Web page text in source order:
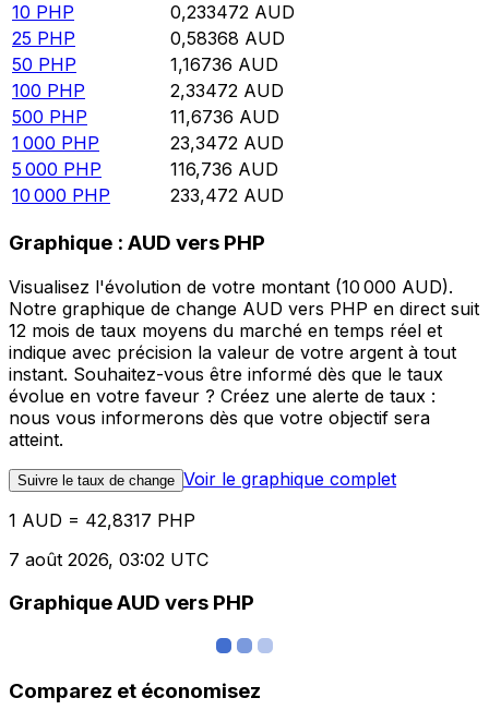
10 PHP 0,233472 AUD
25 PHP 0,58368 AUD
50 PHP 1,16736 AUD
100 PHP 2,33472 AUD
500 PHP 11,6736 AUD
1 000 PHP 23,3472 AUD
5 000 PHP 116,736 AUD
10 000 PHP 233,472 AUD
Graphique : AUD vers PHP
Visualisez l'évolution de votre montant (10 000 AUD).
Notre graphique de change AUD vers PHP en direct suit
12 mois de taux moyens du marché en temps réel et
indique avec précision la valeur de votre argent à tout
instant. Souhaitez-vous être informé dès que le taux
évolue en votre faveur ? Créez une alerte de taux :
nous vous informerons dès que votre objectif sera
atteint.
Suivre le taux de change Voir le graphique complet
1 AUD = 42,8317 PHP
7 août 2026, 03:02 UTC
Graphique AUD vers PHP
Comparez et économisez